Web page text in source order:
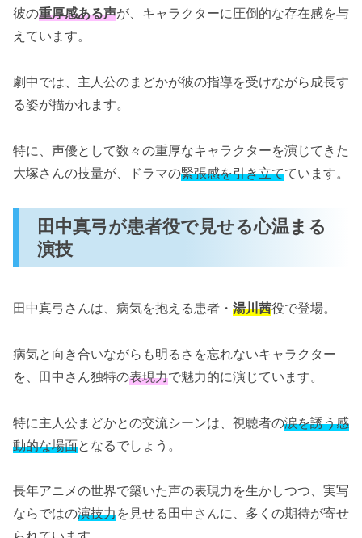
彼の重厚感ある声が、キャラクターに圧倒的な存在感を与
えています。
劇中では、主人公のまどかが彼の指導を受けながら成長す
る姿が描かれます。
特に、声優として数々の重厚なキャラクターを演じてきた
大塚さんの技量が、ドラマの緊張感を引き立てています。
田中真弓が患者役で見せる心温まる
演技
田中真弓さんは、病気を抱える患者・ 湯川茜役で登場。
病気と向き合いながらも明るさを忘れないキャラクター
を、田中さん独特の表現力で魅力的に演じています。
特に主人公まどかとの交流シーンは、視聴者の涙を誘う感
動的な場面となるでしょう。
長年アニメの世界で築いた声の表現力を生かしつつ、実写
ならではの演技力を見せる田中さんに、多くの期待が寄せ